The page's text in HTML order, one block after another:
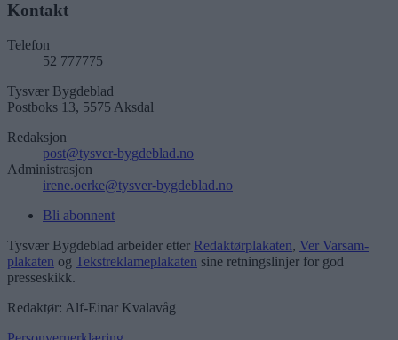
Kontakt
Telefon
52 777775
Tysvær Bygdeblad
Postboks 13, 5575 Aksdal
Redaksjon
post@tysver-bygdeblad.no
Administrasjon
irene.oerke@tysver-bygdeblad.no
Bli abonnent
Tysvær Bygdeblad arbeider etter Redaktørplakaten, Ver Varsam-
plakaten og Tekstreklameplakaten sine retningslinjer for god
presseskikk.
Redaktør: Alf-Einar Kvalavåg